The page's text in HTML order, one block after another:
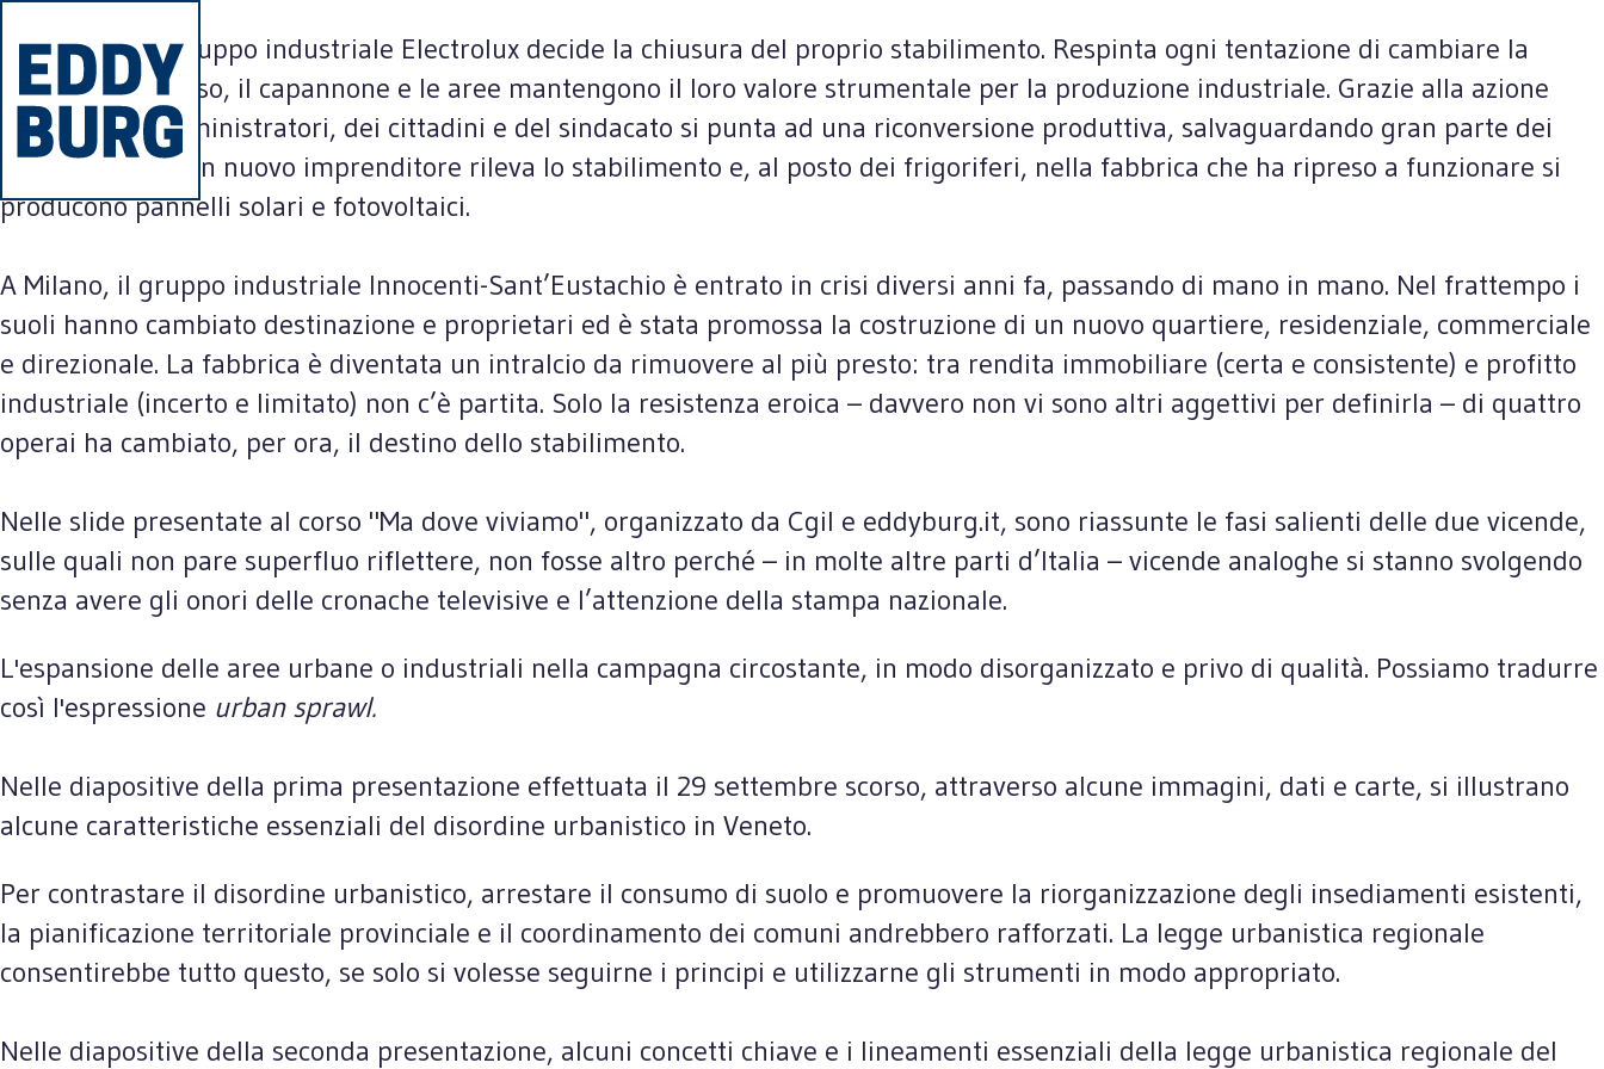
A Scandicci, il gruppo industriale Electrolux decide la chiusura del proprio stabilimento. Respinta ogni tentazione di cambiare la
destinazione d’uso, il capannone e le aree mantengono il loro valore strumentale per la produzione industriale. Grazie alla azione
decisa degli amministratori, dei cittadini e del sindacato si punta ad una riconversione produttiva, salvaguardando gran parte dei
posti di lavoro. Un nuovo imprenditore rileva lo stabilimento e, al posto dei frigoriferi, nella fabbrica che ha ripreso a funzionare si
producono pannelli solari e fotovoltaici.
A Milano, il gruppo industriale Innocenti-Sant’Eustachio è entrato in crisi diversi anni fa, passando di mano in mano. Nel frattempo i
suoli hanno cambiato destinazione e proprietari ed è stata promossa la costruzione di un nuovo quartiere, residenziale, commerciale
e direzionale. La fabbrica è diventata un intralcio da rimuovere al più presto: tra rendita immobiliare (certa e consistente) e profitto
industriale (incerto e limitato) non c’è partita. Solo la resistenza eroica – davvero non vi sono altri aggettivi per definirla – di quattro
operai ha cambiato, per ora, il destino dello stabilimento.
Nelle slide presentate al corso "Ma dove viviamo", organizzato da Cgil e eddyburg.it, sono riassunte le fasi salienti delle due vicende,
sulle quali non pare superfluo riflettere, non fosse altro perché – in molte altre parti d’Italia – vicende analoghe si stanno svolgendo
senza avere gli onori delle cronache televisive e l’attenzione della stampa nazionale.
L'espansione delle aree urbane o industriali nella campagna circostante, in modo disorganizzato e privo di qualità. Possiamo tradurre
così l'espressione urban sprawl.
Nelle diapositive della prima presentazione effettuata il 29 settembre scorso, attraverso alcune immagini, dati e carte, si illustrano
alcune caratteristiche essenziali del disordine urbanistico in Veneto.
Per contrastare il disordine urbanistico, arrestare il consumo di suolo e promuovere la riorganizzazione degli insediamenti esistenti,
la pianificazione territoriale provinciale e il coordinamento dei comuni andrebbero rafforzati. La legge urbanistica regionale
consentirebbe tutto questo, se solo si volesse seguirne i principi e utilizzarne gli strumenti in modo appropriato.
Nelle diapositive della seconda presentazione, alcuni concetti chiave e i lineamenti essenziali della legge urbanistica regionale del